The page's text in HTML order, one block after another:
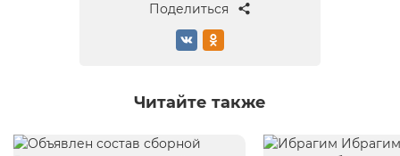
Поделиться
Читайте также